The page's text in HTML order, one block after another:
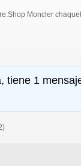
Moncler
tiene 1